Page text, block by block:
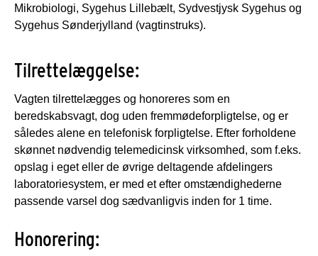
Mikrobiologi, Sygehus Lillebælt, Sydvestjysk Sygehus og
Sygehus Sønderjylland (vagtinstruks).
Tilrettelæggelse:
Vagten tilrettelægges og honoreres som en
beredskabsvagt, dog uden fremmødeforpligtelse, og er
således alene en telefonisk forpligtelse. Efter forholdene
skønnet nødvendig telemedicinsk virksomhed, som f.eks.
opslag i eget eller de øvrige deltagende afdelingers
laboratoriesystem, er med et efter omstændighederne
passende varsel dog sædvanligvis inden for 1 time.
Honorering: